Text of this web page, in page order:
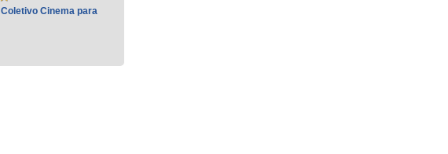
Coletivo Cinema para